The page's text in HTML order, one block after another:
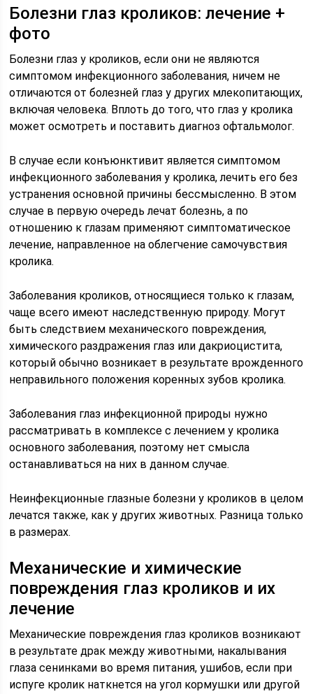
Болезни глаз кроликов: лечение +
фото
Болезни глаз у кроликов, если они не являются
симптомом инфекционного заболевания, ничем не
отличаются от болезней глаз у других млекопитающих,
включая человека. Вплоть до того, что глаз у кролика
может осмотреть и поставить диагноз офтальмолог.
В случае если конъюнктивит является симптомом
инфекционного заболевания у кролика, лечить его без
устранения основной причины бессмысленно. В этом
случае в первую очередь лечат болезнь, а по
отношению к глазам применяют симптоматическое
лечение, направленное на облегчение самочувствия
кролика.
Заболевания кроликов, относящиеся только к глазам,
чаще всего имеют наследственную природу. Могут
быть следствием механического повреждения,
химического раздражения глаз или дакриоцистита,
который обычно возникает в результате врожденного
неправильного положения коренных зубов кролика.
Заболевания глаз инфекционной природы нужно
рассматривать в комплексе с лечением у кролика
основного заболевания, поэтому нет смысла
останавливаться на них в данном случае.
Неинфекционные глазные болезни у кроликов в целом
лечатся также, как у других животных. Разница только
в размерах.
Механические и химические
повреждения глаз кроликов и их
лечение
Механические повреждения глаз кроликов возникают
в результате драк между животными, накалывания
глаза сенинками во время питания, ушибов, если при
испуге кролик наткнется на угол кормушки или другой